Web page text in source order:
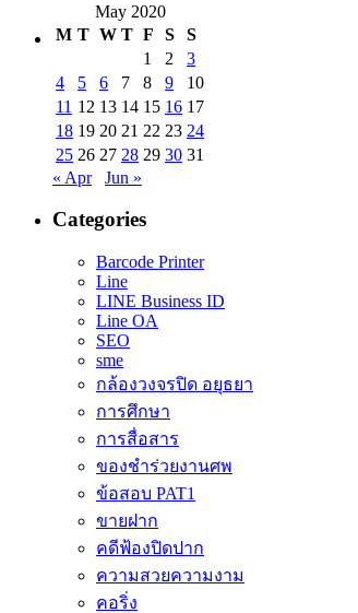
May 2020
M T W T F S
S
1
2
3
4
5 6 7 8 9
10
11 12 13 14 15 16 17
18 19 20 21 22 23 24
25 26 27 28 29 30 31
« Apr
Jun »
Categories
Barcode Printer
Line
LINE Business ID
Line OA
SEO
sme
กล้องวงจรปิด อยุธยา
การศึกษา
การสื่อสาร
ของชำร่วยงานศพ
ข้อสอบ PAT1
ขายฝาก
คดีฟ้องปิดปาก
ความสวยความงาม
คอริ่ง